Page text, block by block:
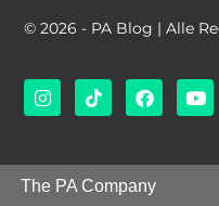
© 2026 - PA Blog | Alle
The PA Company